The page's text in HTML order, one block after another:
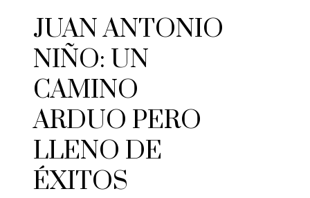
JUAN ANTONIO
NIÑO: UN
CAMINO
ARDUO PERO
LLENO DE
ÉXITOS